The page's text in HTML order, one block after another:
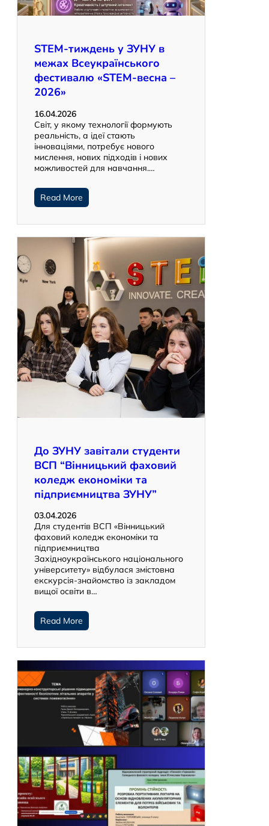
STEM-тиждень у ЗУНУ в
межах Всеукраїнського
фестивалю «STEM-весна –
2026»
16.04.2026
Світ, у якому технології формують
реальність, а ідеї стають
інноваціями, потребує нового
мислення, нових підходів і нових
можливостей для навчання.…
Read More
До ЗУНУ завітали студенти
ВСП “Вінницький фаховий
коледж економіки та
підприємництва ЗУНУ”
03.04.2026
Для студентів ВСП «Вінницький
фаховий коледж економіки та
підприємництва
Західноукраїнського національного
університету» відбулася змістовна
екскурсія-знайомство із закладом
вищої освіти в…
Read More